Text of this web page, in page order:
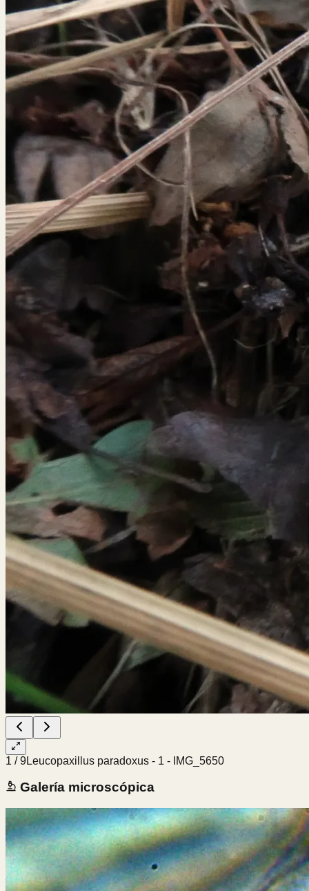
1 /9Leucopaxillus paradoxus - 1 - IMG_5650
Galería microscópica